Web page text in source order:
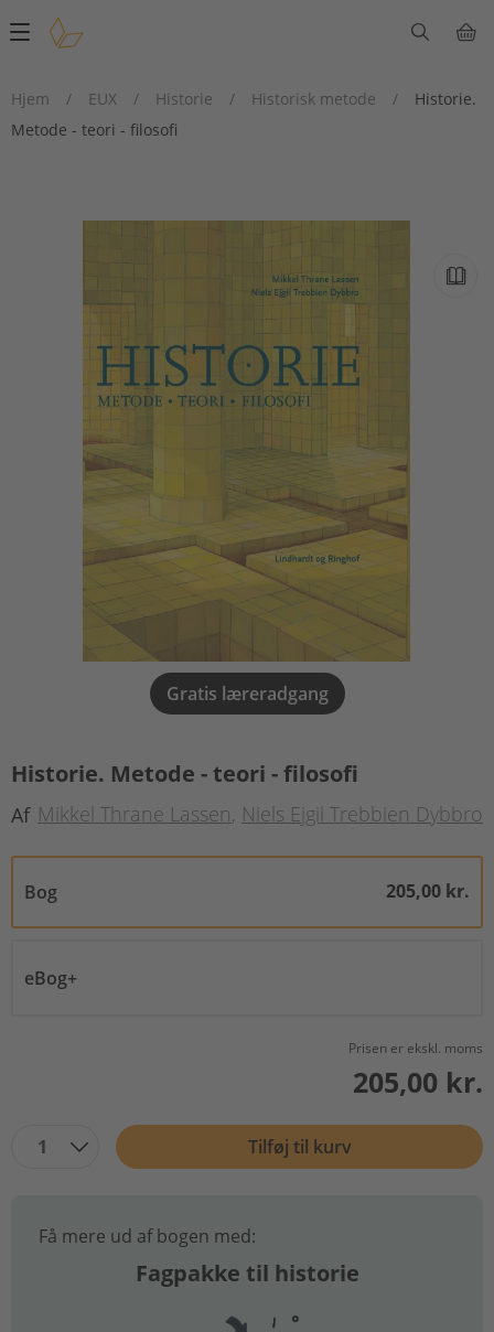
Main
Hjem
/ EUX / Historie / Historisk metode /
Historie.
Metode - teori - filosofi
Gratis læreradgang
Historie. Metode - teori - filosofi
Af Mikkel Thrane Lassen Niels Ejgil Trebbien Dybbro
Bog 205,00 kr.
eBog+
Prisen er ekskl. moms
205,00 kr.
1 Tilføj til kurv
Få mere ud af bogen med:
Fagpakke til historie